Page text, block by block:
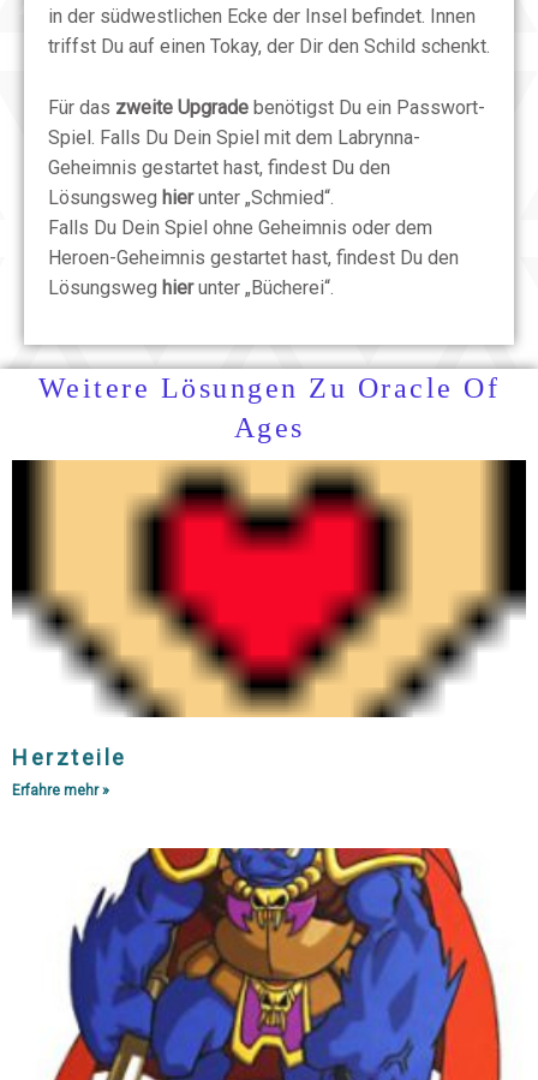
in der südwestlichen Ecke der Insel befindet. Innen
triffst Du auf einen Tokay, der Dir den Schild schenkt.
Für das zweite Upgrade benötigst Du ein Passwort-
Spiel. Falls Du Dein Spiel mit dem Labrynna-
Geheimnis gestartet hast, findest Du den
Lösungsweg hierunter „Schmied“.
Falls Du Dein Spiel ohne Geheimnis oder dem
Heroen-Geheimnis gestartet hast, findest Du den
Lösungsweg hierunter „Bücherei“.
Weitere Lösungen Zu Oracle Of
Ages
Herzteile
Erfahre mehr »